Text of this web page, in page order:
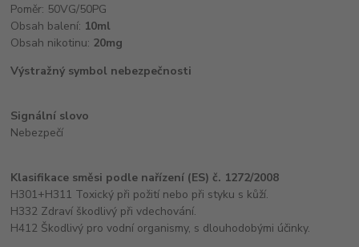
Poměr: 50VG/50PG
Obsah balení: 10ml
Obsah nikotinu: 20mg
Výstražný symbol nebezpečnosti
Signální slovo
Nebezpečí
Klasifikace směsi podle nařízení (ES) č. 1272/2008
H301+H311 Toxický při požití nebo při styku s kůží.
H332 Zdraví škodlivý při vdechování.
H412 Škodlivý pro vodní organismy, s dlouhodobými účinky.